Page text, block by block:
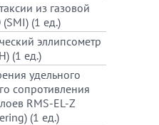
из газовой
(1 ед.)
эллипсометр
(1 ед.)
удельного
сопротивления
RMS-EL-Z
(1 ед.)